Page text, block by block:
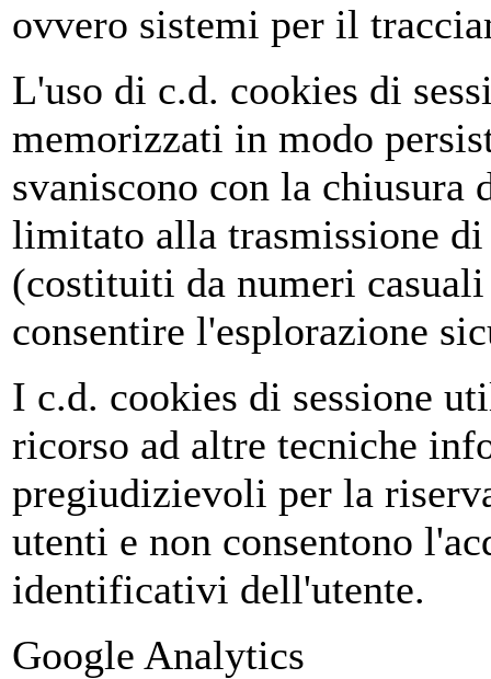
ovvero sistemi per il
L'uso di c.d. cookies di
memorizzati in modo
svaniscono con la chiusura
limitato alla trasmissione
(costituiti da numeri
consentire l'esplorazione
I c.d. cookies di sessione
ricorso ad altre tecniche
pregiudizievoli per la
utenti e non consentono
identificativi dell'utente.
Google Analytics